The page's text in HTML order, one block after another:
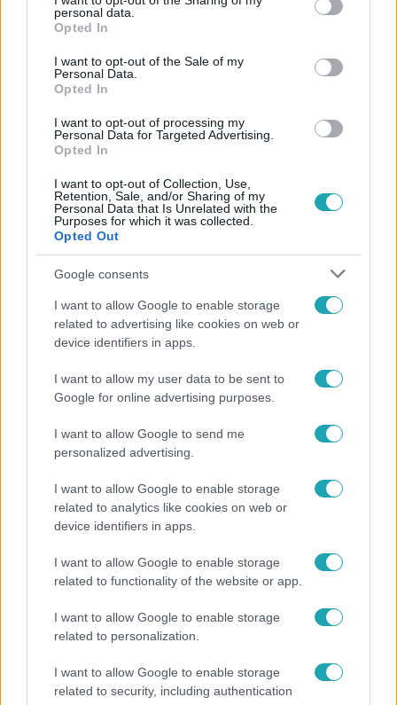
grant or deny consent to Google and its third-party tags to
use your data for below specified purposes in below Google
consent section.
personal data.
Opted In
I want to opt-out of the Sale of my
Personal Data.
Opted In
I want to opt-out of processing my
Personal Data for Targeted Advertising.
Opted In
I want to opt-out of Collection, Use,
Retention, Sale, and/or Sharing of my
Personal Data that Is Unrelated with the
Purposes for which it was collected.
Opted Out
Google consents
I want to allow Google to enable storage
related to advertising like cookies on web or
device identifiers in apps.
I want to allow my user data to be sent to
Google for online advertising purposes.
I want to allow Google to send me
personalized advertising.
I want to allow Google to enable storage
related to analytics like cookies on web or
device identifiers in apps.
I want to allow Google to enable storage
related to functionality of the website or app.
I want to allow Google to enable storage
related to personalization.
I want to allow Google to enable storage
related to security, including authentication
14:09
Reggeli
„A csúcs opcionális, a biztonságos hazatérés
Klein Dávid
sztárfellépői